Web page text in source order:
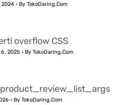
2024 • ByTokoDaring.Com
overflow CSS
2025 • ByTokoDaring.Com
• ByTokoDaring.Com